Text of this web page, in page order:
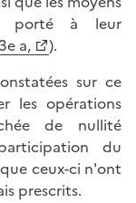
porté à leur
a,
).
sur ce
les opérations
de nullité
du
ceux-ci n'ont
prescrits.